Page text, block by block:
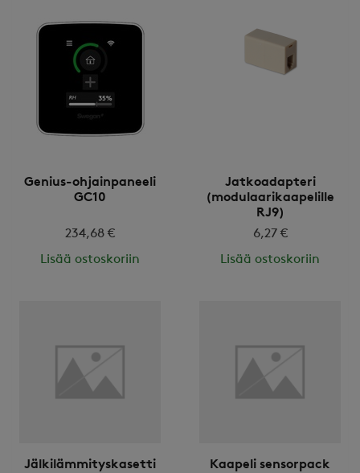
Genius-ohjainpaneeli
GC10
234,68 €
Lisää ostoskoriin
Jatkoadapteri
(modulaarikaapelille
RJ9)
6,27 €
Lisää ostoskoriin
Jälkilämmityskasetti
Kaapeli sensorpack